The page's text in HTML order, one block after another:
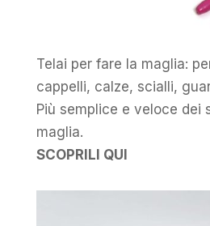
Telai per fare la maglia:
cappelli, calze, scialli,
Più semplice e veloce dei
maglia.
SCOPRILI QUI